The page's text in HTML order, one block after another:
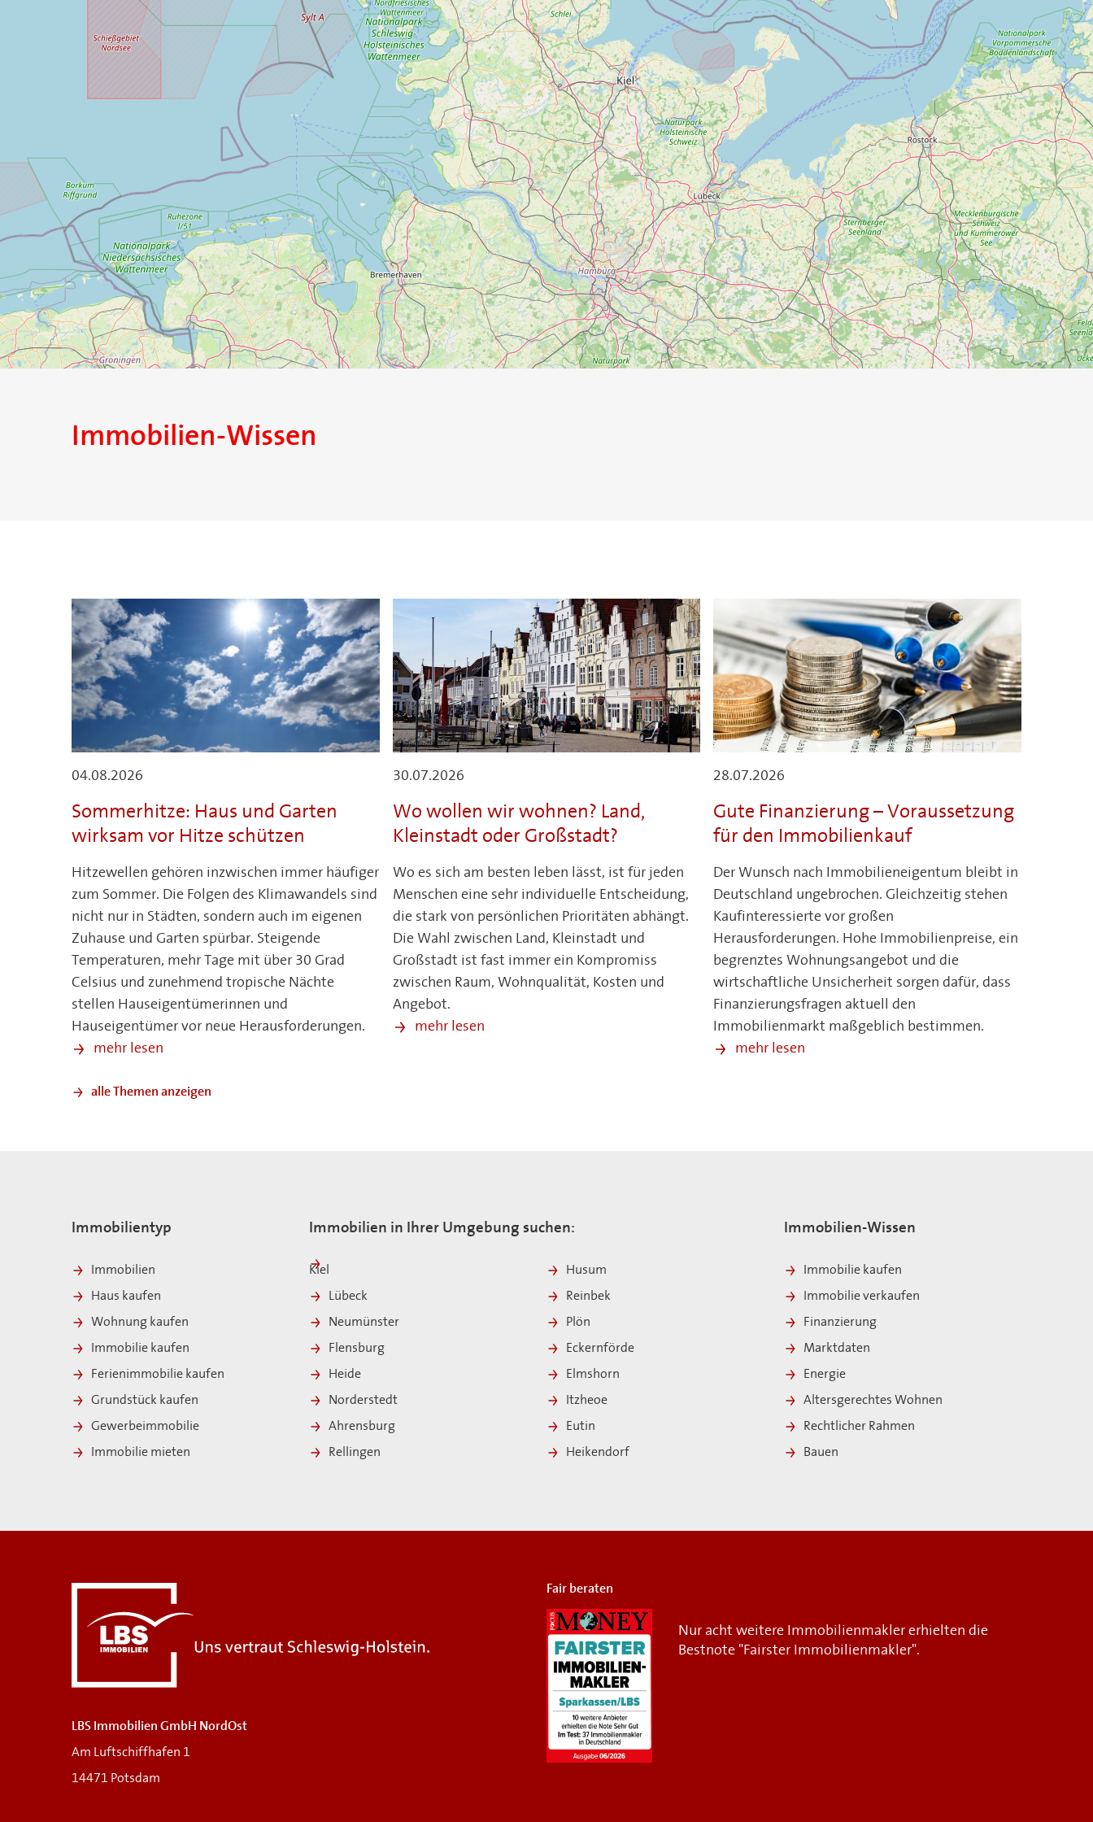
Immobilien-Wissen
04.08.2026
Sommerhitze: Haus und Garten
wirksam vor Hitze schützen
Hitzewellen gehören inzwischen immer häufiger
zum Sommer. Die Folgen des Klimawandels sind
nicht nur in Städten, sondern auch im eigenen
Zuhause und Garten spürbar. Steigende
Temperaturen, mehr Tage mit über 30 Grad
Celsius und zunehmend tropische Nächte
stellen Hauseigentümerinnen und
Hauseigentümer vor neue Herausforderungen.
mehr lesen
30.07.2026
Wo wollen wir wohnen? Land,
Kleinstadt oder Großstadt?
Wo es sich am besten leben lässt, ist für jeden
Menschen eine sehr individuelle Entscheidung,
die stark von persönlichen Prioritäten abhängt.
Die Wahl zwischen Land, Kleinstadt und
Großstadt ist fast immer ein Kompromiss
zwischen Raum, Wohnqualität, Kosten und
Angebot.
mehr lesen
28.07.2026
Gute Finanzierung – Voraussetzung
für den Immobilienkauf
Der Wunsch nach Immobilieneigentum bleibt in
Deutschland ungebrochen. Gleichzeitig stehen
Kaufinteressierte vor großen
Herausforderungen. Hohe Immobilienpreise, ein
begrenztes Wohnungsangebot und die
wirtschaftliche Unsicherheit sorgen dafür, dass
Finanzierungsfragen aktuell den
Immobilienmarkt maßgeblich bestimmen.
mehr lesen
alle Themen anzeigen
Immobilientyp
Immobilien
Haus kaufen
Wohnung kaufen
Immobilie kaufen
Ferienimmobilie kaufen
Grundstück kaufen
Gewerbeimmobilie
Immobilie mieten
Immobilien in Ihrer Umgebung suchen:
Kiel
Lübeck
Neumünster
Flensburg
Heide
Norderstedt
Ahrensburg
Rellingen
Husum
Reinbek
Plön
Eckernförde
Elmshorn
Itzheoe
Eutin
Heikendorf
Immobilien-Wissen
Immobilie kaufen
Immobilie verkaufen
Finanzierung
Marktdaten
Energie
Altersgerechtes Wohnen
Rechtlicher Rahmen
Bauen
LBS Immobilien GmbH NordOst
Am Luftschiffhafen 1
14471 Potsdam
Fair beraten
Nur acht weitere Immobilienmakler erhielten die
Bestnote "Fairster Immobilienmakler".